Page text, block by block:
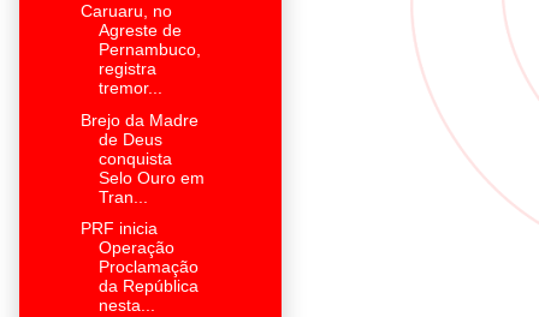
Caruaru, no
Agreste de
Pernambuco,
registra
tremor...
Brejo da Madre
de Deus
conquista
Selo Ouro em
Tran...
PRF inicia
Operação
Proclamação
da República
nesta...